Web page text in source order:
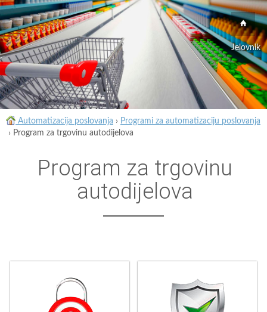
Jelovnik
Automatizacija poslovanja › Programi za automatizaciju poslovanja
› Program za trgovinu autodijelova
Program za trgovinu
autodijelova